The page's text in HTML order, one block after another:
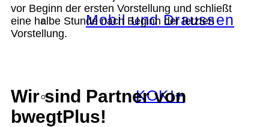
Mobil und Draussen
KOKI+
vor Beginn der ersten Vorstellung und schließt
eine halbe Stunde nach Beginn der letzten
Vorstellung.
Wir sind Partner von
bwegtPlus!